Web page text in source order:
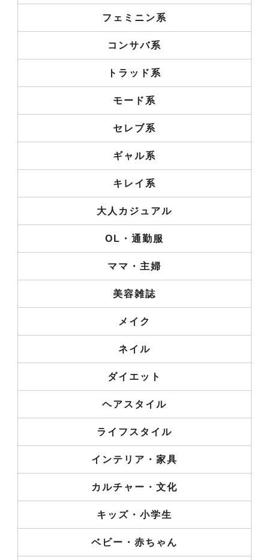
フェミニン系
コンサバ系
トラッド系
モード系
セレブ系
ギャル系
キレイ系
大人カジュアル
OL・通勤服
ママ・主婦
美容雑誌
メイク
ネイル
ダイエット
ヘアスタイル
ライフスタイル
インテリア・家具
カルチャー・文化
キッズ・小学生
ベビー・赤ちゃん